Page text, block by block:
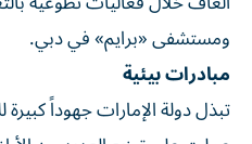
ومستشفى «برايم» في دبي.
مبادرات بيئية
تبذل دولة الإمارات جهوداً